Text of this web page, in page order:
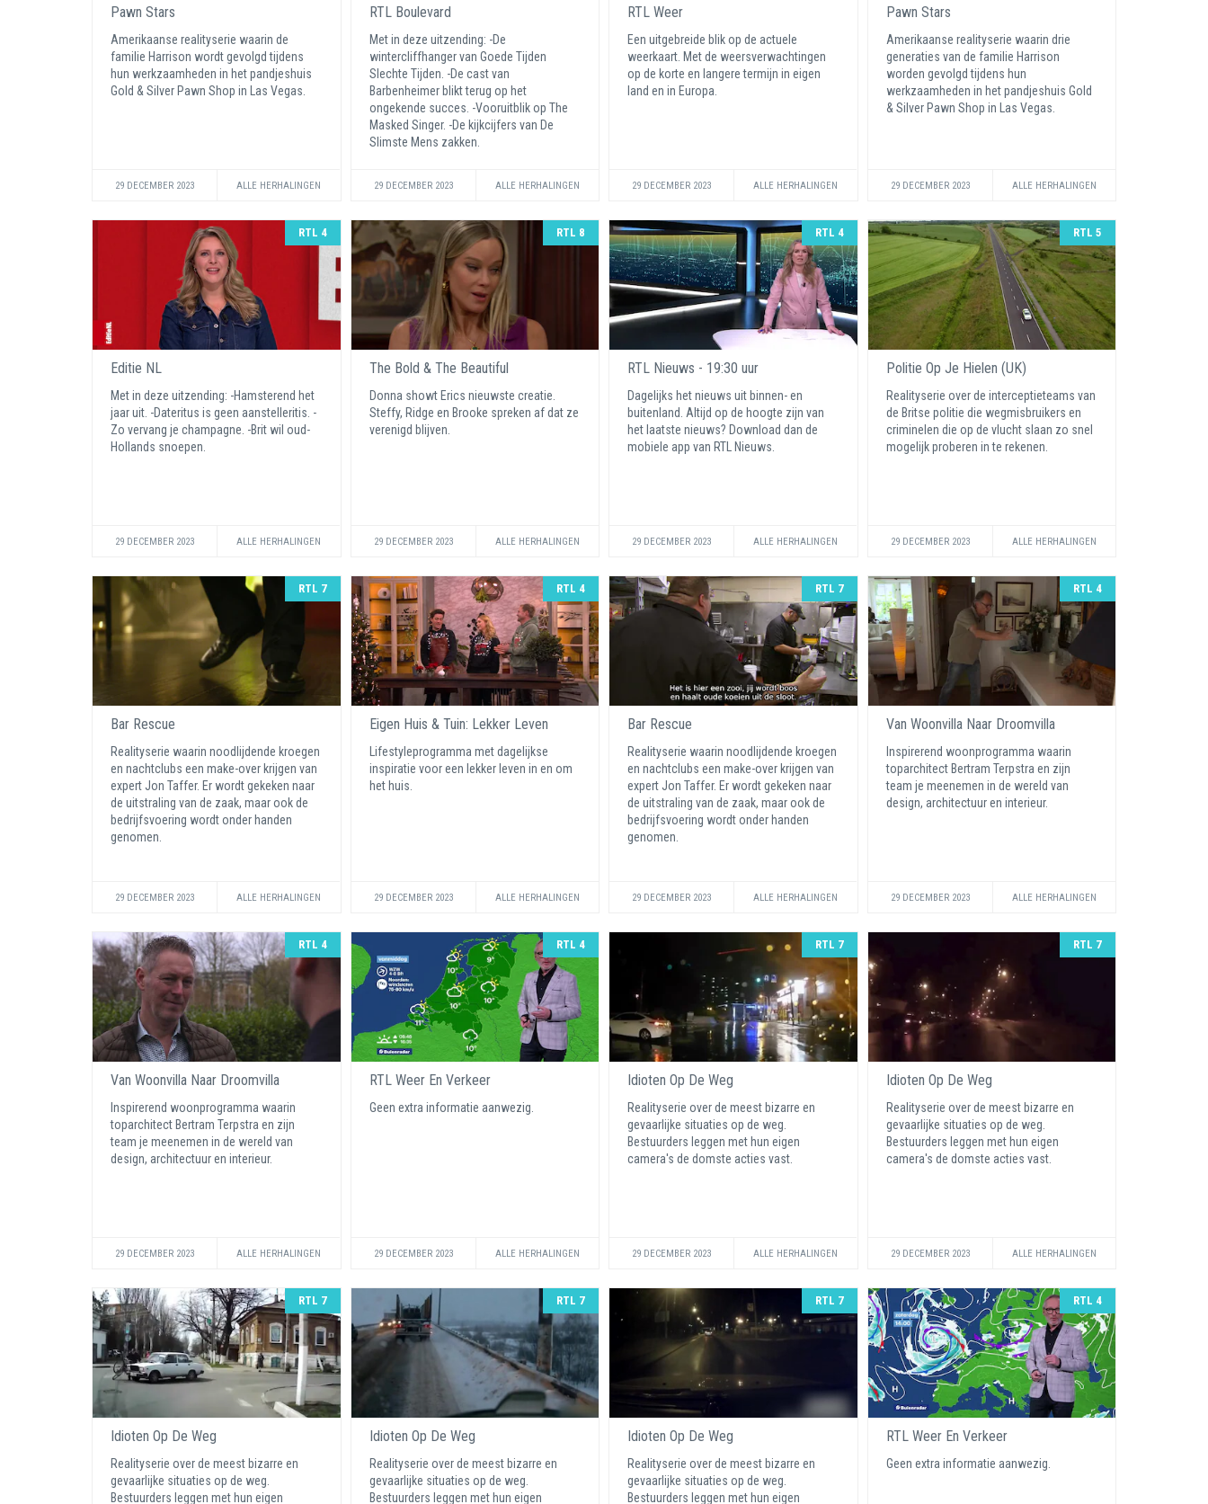
Pawn Stars
Amerikaanse realityserie waarin de
familie Harrison wordt gevolgd tijdens
hun werkzaamheden in het pandjeshuis
Gold & Silver Pawn Shop in Las Vegas.
29 DECEMBER 2023 ALLE HERHALINGEN
RTL Boulevard
Met in deze uitzending: -De
wintercliffhanger van Goede Tijden
Slechte Tijden. -De cast van
Barbenheimer blikt terug op het
ongekende succes. -Vooruitblik op The
Masked Singer. -De kijkcijfers van De
Slimste Mens zakken.
29 DECEMBER 2023 ALLE HERHALINGEN
RTL Weer
Een uitgebreide blik op de actuele
weerkaart. Met de weersverwachtingen
op de korte en langere termijn in eigen
land en in Europa.
29 DECEMBER 2023 ALLE HERHALINGEN
Pawn Stars
Amerikaanse realityserie waarin drie
generaties van de familie Harrison
worden gevolgd tijdens hun
werkzaamheden in het pandjeshuis Gold
& Silver Pawn Shop in Las Vegas.
29 DECEMBER 2023 ALLE HERHALINGEN
RTL 4
Editie NL
Met in deze uitzending: -Hamsterend het
jaar uit. -Dateritus is geen aanstelleritis. -
Zo vervang je champagne. -Brit wil oud-
Hollands snoepen.
29 DECEMBER 2023 ALLE HERHALINGEN
RTL 8
The Bold & The Beautiful
Donna showt Erics nieuwste creatie.
Steffy, Ridge en Brooke spreken af dat ze
verenigd blijven.
29 DECEMBER 2023 ALLE HERHALINGEN
RTL 4
RTL Nieuws - 19:30 uur
Dagelijks het nieuws uit binnen- en
buitenland. Altijd op de hoogte zijn van
het laatste nieuws? Download dan de
mobiele app van RTL Nieuws.
29 DECEMBER 2023 ALLE HERHALINGEN
RTL 5
Politie Op Je Hielen (UK)
Realityserie over de interceptieteams van
de Britse politie die wegmisbruikers en
criminelen die op de vlucht slaan zo snel
mogelijk proberen in te rekenen.
29 DECEMBER 2023 ALLE HERHALINGEN
RTL 7
Bar Rescue
Realityserie waarin noodlijdende kroegen
en nachtclubs een make-over krijgen van
expert Jon Taffer. Er wordt gekeken naar
de uitstraling van de zaak, maar ook de
bedrijfsvoering wordt onder handen
genomen.
29 DECEMBER 2023 ALLE HERHALINGEN
RTL 4
Eigen Huis & Tuin: Lekker Leven
Lifestyleprogramma met dagelijkse
inspiratie voor een lekker leven in en om
het huis.
29 DECEMBER 2023 ALLE HERHALINGEN
RTL 7
Bar Rescue
Realityserie waarin noodlijdende kroegen
en nachtclubs een make-over krijgen van
expert Jon Taffer. Er wordt gekeken naar
de uitstraling van de zaak, maar ook de
bedrijfsvoering wordt onder handen
genomen.
29 DECEMBER 2023 ALLE HERHALINGEN
RTL 4
Van Woonvilla Naar Droomvilla
Inspirerend woonprogramma waarin
toparchitect Bertram Terpstra en zijn
team je meenemen in de wereld van
design, architectuur en interieur.
29 DECEMBER 2023 ALLE HERHALINGEN
RTL 4
Van Woonvilla Naar Droomvilla
Inspirerend woonprogramma waarin
toparchitect Bertram Terpstra en zijn
team je meenemen in de wereld van
design, architectuur en interieur.
29 DECEMBER 2023 ALLE HERHALINGEN
RTL 4
RTL Weer En Verkeer
Geen extra informatie aanwezig.
29 DECEMBER 2023 ALLE HERHALINGEN
RTL 7
Idioten Op De Weg
Realityserie over de meest bizarre en
gevaarlijke situaties op de weg.
Bestuurders leggen met hun eigen
camera's de domste acties vast.
29 DECEMBER 2023 ALLE HERHALINGEN
RTL 7
Idioten Op De Weg
Realityserie over de meest bizarre en
gevaarlijke situaties op de weg.
Bestuurders leggen met hun eigen
camera's de domste acties vast.
29 DECEMBER 2023 ALLE HERHALINGEN
RTL 7
Idioten Op De Weg
Realityserie over de meest bizarre en
gevaarlijke situaties op de weg.
Bestuurders leggen met hun eigen
RTL 7
Idioten Op De Weg
Realityserie over de meest bizarre en
gevaarlijke situaties op de weg.
Bestuurders leggen met hun eigen
RTL 7
Idioten Op De Weg
Realityserie over de meest bizarre en
gevaarlijke situaties op de weg.
Bestuurders leggen met hun eigen
RTL 4
RTL Weer En Verkeer
Geen extra informatie aanwezig.